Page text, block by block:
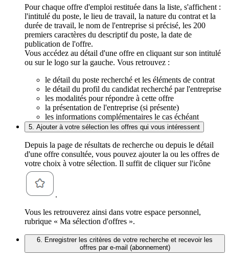
Pour chaque offre d'emploi restituée dans la liste, s'affichent :
l'intitulé du poste, le lieu de travail, la nature du contrat et la
durée de travail, le nom de l'entreprise si précisé, les 200
premiers caractères du descriptif du poste, la date de
publication de l'offre.
Vous accédez au détail d'une offre en cliquant sur son intitulé
ou sur le logo sur la gauche. Vous retrouvez :
le détail du poste recherché et les éléments de contrat
le détail du profil du candidat recherché par l'entreprise
les modalités pour répondre à cette offre
la présentation de l'entreprise (si présente)
les informations complémentaires le cas échéant
5. Ajouter à votre sélection les offres qui vous intéressent
Depuis la page de résultats de recherche ou depuis le détail
d'une offre consultée, vous pouvez ajouter la ou les offres de
votre choix à votre sélection. Il suffit de cliquer sur l'icône
.
Vous les retrouverez ainsi dans votre espace personnel,
rubrique « Ma sélection d'offres ».
6. Enregistrer les critères de votre recherche et recevoir les
offres par e-mail (abonnement)